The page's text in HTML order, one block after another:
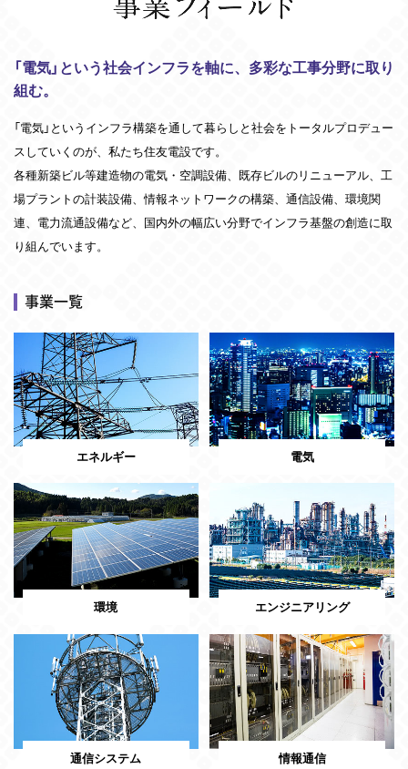
「電気」という社会インフラを軸に、多彩な工事分野に取り
組む。
「電気」というインフラ構築を通して暮らしと社会をトータルプロデュー
スしていくのが、私たち住友電設です。
各種新築ビル等建造物の電気・空調設備、既存ビルのリニューアル、工
場プラントの計装設備、情報ネットワークの構築、通信設備、環境関
連、電力流通設備など、国内外の幅広い分野でインフラ基盤の創造に取
り組んでいます。
事業一覧
エネルギー 電気
環境 エンジニアリング
通信システム 情報通信